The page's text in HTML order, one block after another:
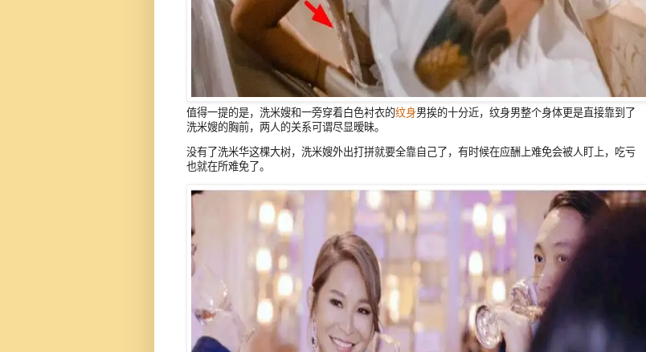
值得一提的是，洗米嫂和一旁穿着白色衬衣的纹身男挨的十分近，纹身男整个身体更是直接靠到了
洗米嫂的胸前，两人的关系可谓尽显暧昧。
没有了洗米华这棵大树，洗米嫂外出打拼就要全靠自己了，有时候在应酬上难免会被人盯上，吃亏
也就在所难免了。